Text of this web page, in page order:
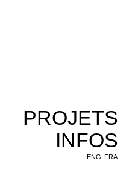
PROJETS
INFOS
ENG FRA